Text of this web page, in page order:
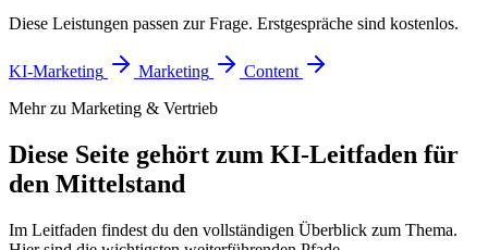
Diese Leistungen passen zur Frage. Erstgespräche sind kostenlos.
KI-Marketing Marketing
Content
Mehr zu Marketing & Vertrieb
Diese Seite gehört zum KI-Leitfaden für
den Mittelstand
Im Leitfaden findest du den vollständigen Überblick zum Thema.